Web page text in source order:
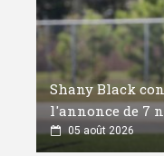
Shany Black
l'annonce de 7
05 août 2026